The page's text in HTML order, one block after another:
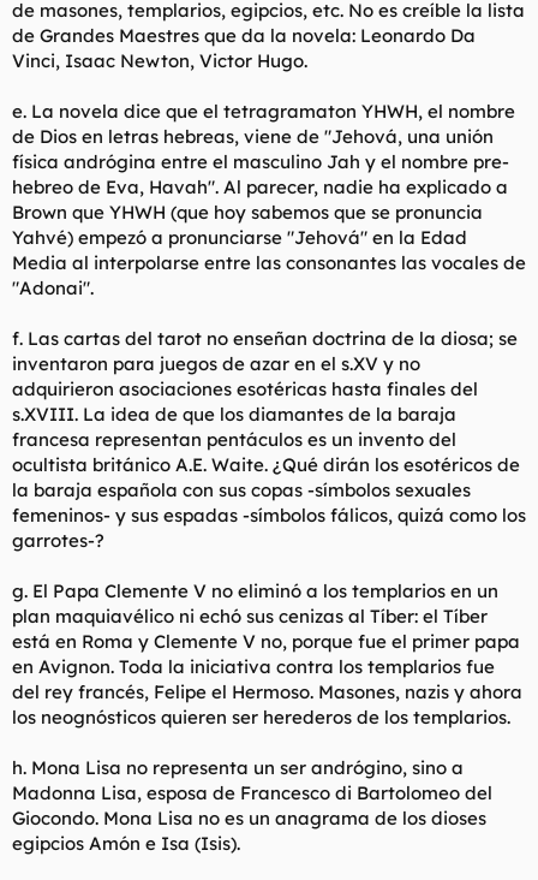
de masones, templarios, egipcios, etc. No es creíble la lista
de Grandes Maestres que da la novela: Leonardo Da
Vinci, Isaac Newton, Victor Hugo.
e. La novela dice que el tetragramaton YHWH, el nombre
de Dios en letras hebreas, viene de "Jehová, una unión
física andrógina entre el masculino Jah y el nombre pre-
hebreo de Eva, Havah". Al parecer, nadie ha explicado a
Brown que YHWH (que hoy sabemos que se pronuncia
Yahvé) empezó a pronunciarse "Jehová" en la Edad
Media al interpolarse entre las consonantes las vocales de
"Adonai".
f. Las cartas del tarot no enseñan doctrina de la diosa; se
inventaron para juegos de azar en el s.XV y no
adquirieron asociaciones esotéricas hasta finales del
s.XVIII. La idea de que los diamantes de la baraja
francesa representan pentáculos es un invento del
ocultista británico A.E. Waite. ¿Qué dirán los esotéricos de
la baraja española con sus copas -símbolos sexuales
femeninos- y sus espadas -símbolos fálicos, quizá como los
garrotes-?
g. El Papa Clemente V no eliminó a los templarios en un
plan maquiavélico ni echó sus cenizas al Tíber: el Tíber
está en Roma y Clemente V no, porque fue el primer papa
en Avignon. Toda la iniciativa contra los templarios fue
del rey francés, Felipe el Hermoso. Masones, nazis y ahora
los neognósticos quieren ser herederos de los templarios.
h. Mona Lisa no representa un ser andrógino, sino a
Madonna Lisa, esposa de Francesco di Bartolomeo del
Giocondo. Mona Lisa no es un anagrama de los dioses
egipcios Amón e Isa (Isis).